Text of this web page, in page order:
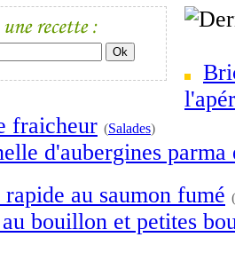
fraicheur (Salades)
d'aubergines
rapide au saumon fumé (
bouillon et petites